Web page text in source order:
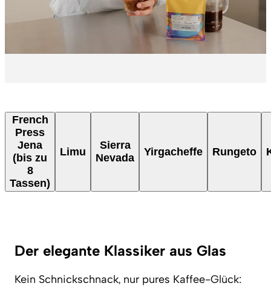
French
Press
Jena
(bis zu
8
Tassen)
Limu
Sierra
Nevada
Yirgacheffe Rungeto
Der elegante Klassiker aus Glas
Kein Schnickschnack, nur pures Kaffee-Glück: